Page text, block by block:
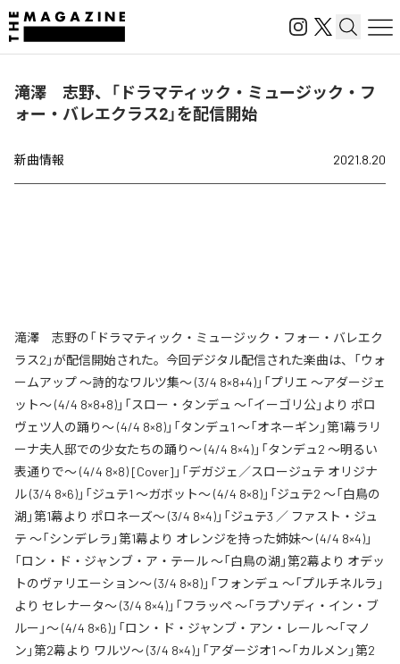
滝澤 志野、「ドラマティック・ミュージック・フ
ォー・バレエクラス2」を配信開始
新曲情報 2021.8.20
滝澤 志野の「ドラマティック・ミュージック・フォー・バレエク
ラス2」が配信開始された。今回デジタル配信された楽曲は、「ウォ
ームアップ ～詩的なワルツ集～ (3/4 8×8+4)」「プリエ ～アダージェ
ット～ (4/4 8×8+8)」「スロー・タンデュ ～「イーゴリ公」より ポロ
ヴェツ人の踊り～ (4/4 8×8)」「タンデュ1 ～「オネーギン」第1幕ラリ
ーナ夫人邸での少女たちの踊り～ (4/4 8×4)」「タンデュ2 ～明るい
表通りで～ (4/4 8×8) [Cover]」「デガジェ／スロージュテ オリジナ
ル (3/4 8×6)」「ジュテ1 ～ガボット～ (4/4 8×8)」「ジュテ2 ～「白鳥の
湖」第1幕より ポロネーズ～ (3/4 8×4)」「ジュテ3 ／ ファスト・ジュ
テ ～「シンデレラ」第1幕より オレンジを持った姉妹～ (4/4 8×4)」
「ロン・ド・ジャンブ・ア・テール ～「白鳥の湖」第2幕より オデッ
トのヴァリエーション～ (3/4 8×8)」「フォンデュ ～「プルチネルラ」
より セレナータ～ (3/4 8×4)」「フラッペ ～「ラプソディ・イン・ブ
ルー」～ (4/4 8×6)」「ロン・ド・ジャンブ・アン・レール ～「マノ
ン」第2幕より ワルツ～ (3/4 8×4)」「アダージオ1 ～「カルメン」第2